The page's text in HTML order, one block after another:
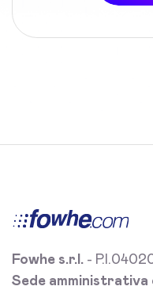
Fowhe s.r.l. -
Sede